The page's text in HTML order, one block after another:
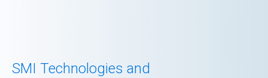
SMI Technologies and